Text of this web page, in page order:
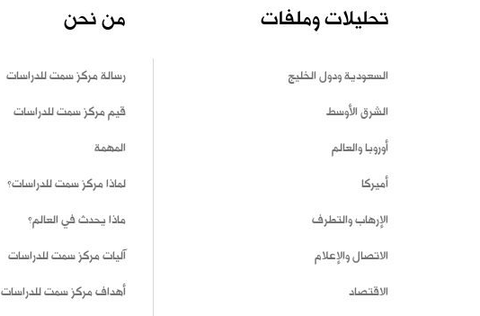
تحليلات وملفات
السعودية ودول الخليج
الشرق الأوسط
أوروبا والعالم
أميركا
الإرهاب والتطرف
الاتصال والإعلام
الاقتصاد
من نحن
رسالة مركز سمت للدراسات
قيم مركز سمت للدراسات
المهمة
لماذا مركز سمت للدراسات؟
ماذا يحدث في العالم؟
آليات مركز سمت للدراسات
أهداف مركز سمت للدراسات